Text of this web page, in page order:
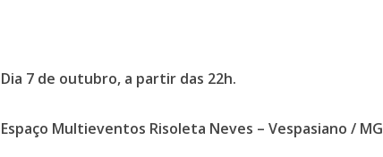
Dia 7 de outubro, a partir das 22h.
Espaço Multieventos Risoleta Neves – Vespasiano / MG